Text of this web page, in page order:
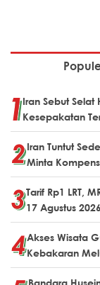
Iran Sebut Selat
Kesepakatan
Iran Tuntut
Minta
Tarif Rp1 LRT,
17 Agustus 2026
Akses Wisata
Kebakaran
Bandara